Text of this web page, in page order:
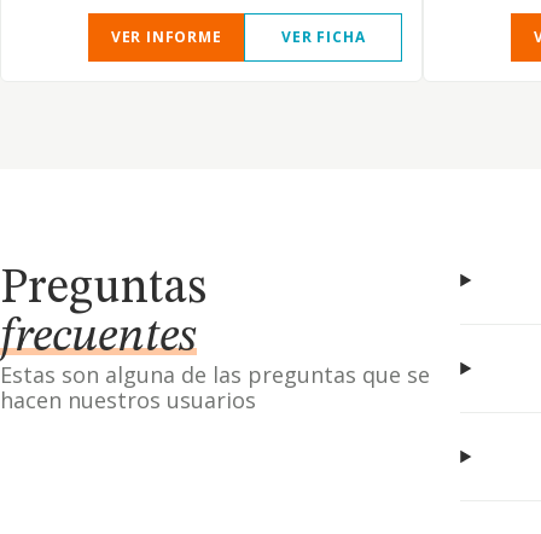
VER INFORME VER FICHA
Preguntas
frecuentes
Estas son alguna de las preguntas que se
hacen nuestros usuarios